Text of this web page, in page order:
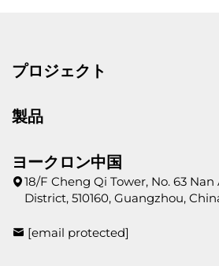
プロジェクト
製品
ヨークロン中国
18/F Cheng Qi Tower, No. 63
District, 510160, Guangzhou,
[email protected]